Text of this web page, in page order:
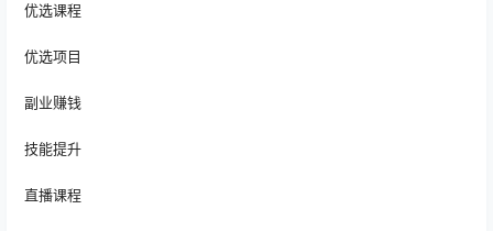
优选课程
优选项目
副业赚钱
技能提升
直播课程